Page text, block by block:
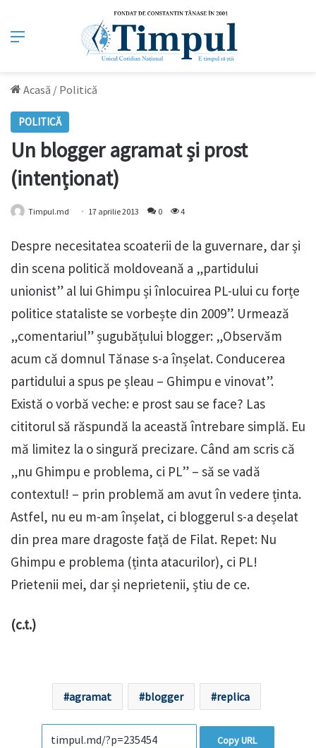
Meniu
Acasă / Politică
POLITICĂ
Un blogger agramat și prost
(intenționat)
Timpul.md 17 aprilie 2013 0 4
Despre necesitatea scoaterii de la guvernare, dar și
din scena politică moldoveană a „partidului
unionist” al lui Ghimpu și înlocuirea PL-ului cu forțe
politice stataliste se vorbește din 2009”. Urmează
„comentariul” șugubățului blogger: „Observăm
acum că domnul Tănase s-a înșelat. Conducerea
partidului a spus pe șleau – Ghimpu e vinovat”.
Există o vorbă veche: e prost sau se face? Las
cititorul să răspundă la această întrebare simplă. Eu
mă limitez la o singură precizare. Când am scris că
„nu Ghimpu e problema, ci PL” – să se vadă
contextul! – prin problemă am avut în vedere ținta.
Astfel, nu eu m-am înșelat, ci bloggerul s-a deșelat
din prea mare dragoste față de Filat. Repet: Nu
Ghimpu e problema (ținta atacurilor), ci PL!
Prietenii mei, dar și neprietenii, știu de ce.
(c.t.)
agramat blogger replica
Copy URL